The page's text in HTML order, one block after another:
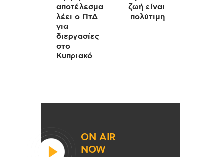
αποτέλεσμα
λέει ο ΠτΔ
για
διεργασίες
στο
Κυπριακό
ζωή είναι
πολύτιμη
ON AIR
NOW